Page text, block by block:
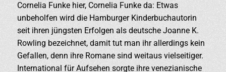
Cornelia Funke hier, Cornelia Funke da: Etwas
unbeholfen wird die Hamburger Kinderbuchautorin
seit ihren jüngsten Erfolgen als deutsche Joanne K.
Rowling bezeichnet, damit tut man ihr allerdings kein
Gefallen, denn ihre Romane sind weitaus vielseitiger.
International für Aufsehen sorgte ihre venezianische